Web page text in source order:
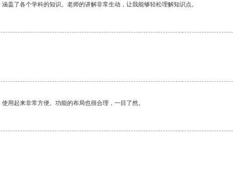
盖了各个学科的知识。老师的讲解非常生动，让我能够轻松理解知识点。
用起来非常方便。功能的布局也很合理，一目了然。